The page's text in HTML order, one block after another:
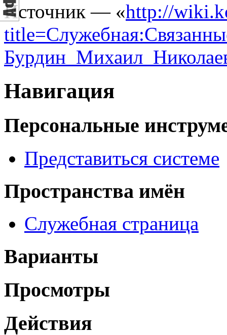
Источник — «http://
Навигация
Персональные
Представиться системе
Пространства имён
Служебная страница
Варианты
Просмотры
Действия